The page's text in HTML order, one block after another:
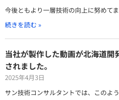
今後ともより一層技術の向上に努めて
続きを読む »
当社が製作した動画が北海道
されました。
2025年4月3日
サン技術コンサルタントでは、このよ